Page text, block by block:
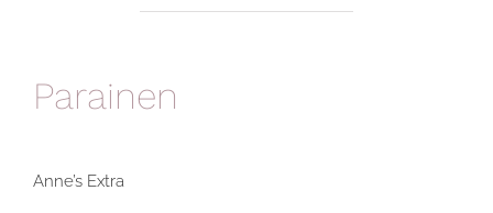
Parainen
Anne’s Extra